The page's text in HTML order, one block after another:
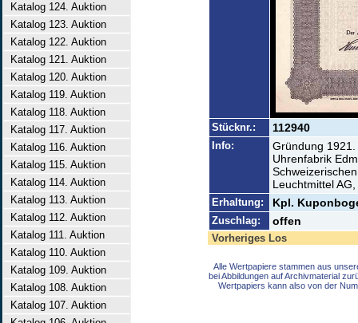
Katalog 124. Auktion
Katalog 123. Auktion
Katalog 122. Auktion
Katalog 121. Auktion
Katalog 120. Auktion
Katalog 119. Auktion
Katalog 118. Auktion
Katalog 117. Auktion
Katalog 116. Auktion
Katalog 115. Auktion
Katalog 114. Auktion
Katalog 113. Auktion
Katalog 112. Auktion
Katalog 111. Auktion
Katalog 110. Auktion
Katalog 109. Auktion
Katalog 108. Auktion
Katalog 107. Auktion
Stücknr.: 112940
Info:
Gründung
Uhrenfabrik
Leuchtmittel
Erhaltung: Kpl.
Zuschlag: offen
Vorheriges Los
Alle Wertpapiere stammen aus
bei Abbildungen auf Archivmaterial
Wertpapiers kann also von der